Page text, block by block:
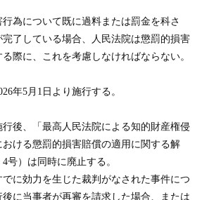
為について既に過料または罰金を科さ
了している場合、人民法院は懲罰的損害
際に、これを考慮しなければならない。
年5月1日より施行する。
後、「最高人民法院による知的財産権侵
ける懲罰的損害賠償の適用に関する解
4号）は同時に廃止する。
に効力を生じた裁判がなされた事件につ
に当事者が再審を請求した場合、または